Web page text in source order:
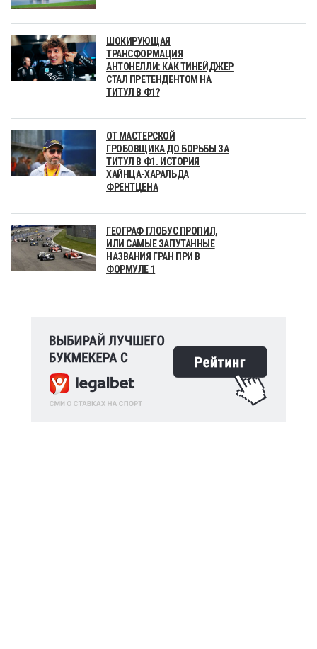
ШОКИРУЮЩАЯ
ТРАНСФОРМАЦИЯ
АНТОНЕЛЛИ: КАК ТИНЕЙДЖЕР
СТАЛ ПРЕТЕНДЕНТОМ НА
ТИТУЛ В Ф1?
ОТ МАСТЕРСКОЙ
ГРОБОВЩИКА ДО БОРЬБЫ ЗА
ТИТУЛ В Ф1. ИСТОРИЯ
ХАЙНЦА-ХАРАЛЬДА
ФРЕНТЦЕНА
ГЕОГРАФ ГЛОБУС ПРОПИЛ,
ИЛИ САМЫЕ ЗАПУТАННЫЕ
НАЗВАНИЯ ГРАН ПРИ В
ФОРМУЛЕ 1